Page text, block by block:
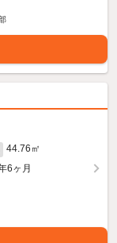
44.76㎡
6ヶ月